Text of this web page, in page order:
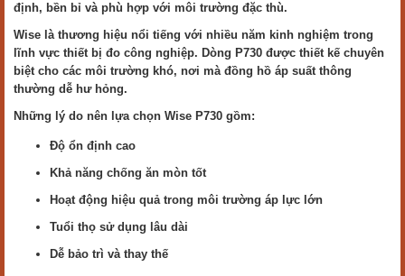
định, bền bỉ và phù hợp với môi trường đặc thù.
Wise là thương hiệu nổi tiếng với nhiều năm kinh nghiệm trong
lĩnh vực thiết bị đo công nghiệp. Dòng P730 được thiết kế chuyên
biệt cho các môi trường khó, nơi mà đồng hồ áp suất thông
thường dễ hư hỏng.
Những lý do nên lựa chọn Wise P730 gồm:
Độ ổn định cao
Khả năng chống ăn mòn tốt
Hoạt động hiệu quả trong môi trường áp lực lớn
Tuổi thọ sử dụng lâu dài
Dễ bảo trì và thay thế